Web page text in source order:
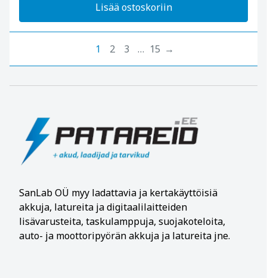
Lisää ostoskoriin
1 2 3 … 15 →
SanLab OÜ myy ladattavia ja kertakäyttöisiä
akkuja, latureita ja digitaalilaitteiden
lisävarusteita, taskulamppuja, suojakoteloita,
auto- ja moottoripyörän akkuja ja latureita jne.